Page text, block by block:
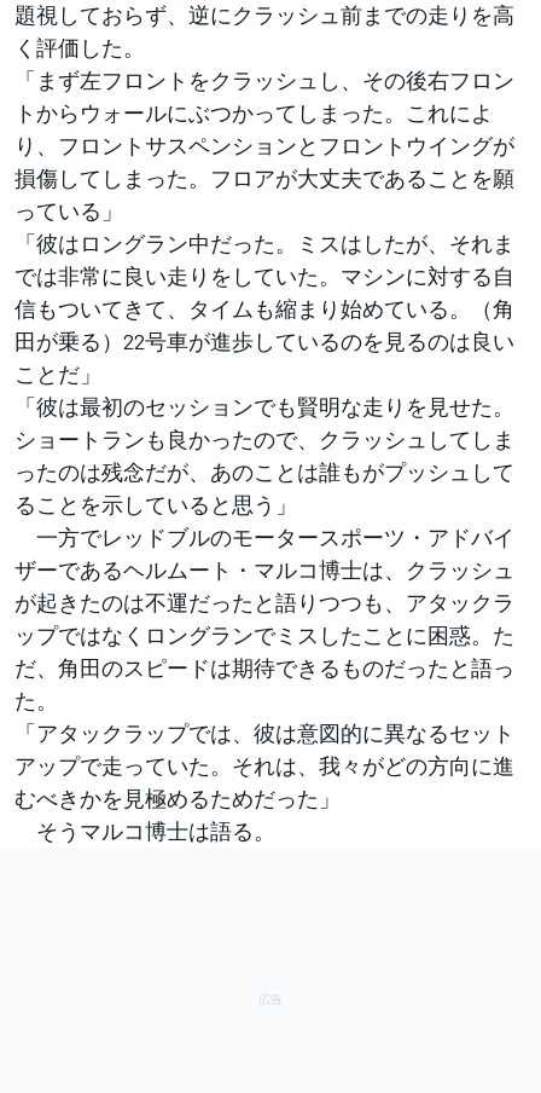
題視しておらず、逆にクラッシュ前までの走りを高
く評価した。
「まず左フロントをクラッシュし、その後右フロン
トからウォールにぶつかってしまった。これによ
り、フロントサスペンションとフロントウイングが
損傷してしまった。フロアが大丈夫であることを願
っている」
「彼はロングラン中だった。ミスはしたが、それま
では非常に良い走りをしていた。マシンに対する自
信もついてきて、タイムも縮まり始めている。（角
田が乗る）22号車が進歩しているのを見るのは良い
ことだ」
「彼は最初のセッションでも賢明な走りを見せた。
ショートランも良かったので、クラッシュしてしま
ったのは残念だが、あのことは誰もがプッシュして
ることを示していると思う」
一方でレッドブルのモータースポーツ・アドバイ
ザーであるヘルムート・マルコ博士は、クラッシュ
が起きたのは不運だったと語りつつも、アタックラ
ップではなくロングランでミスしたことに困惑。た
だ、角田のスピードは期待できるものだったと語っ
た。
「アタックラップでは、彼は意図的に異なるセット
アップで走っていた。それは、我々がどの方向に進
むべきかを見極めるためだった」
そうマルコ博士は語る。